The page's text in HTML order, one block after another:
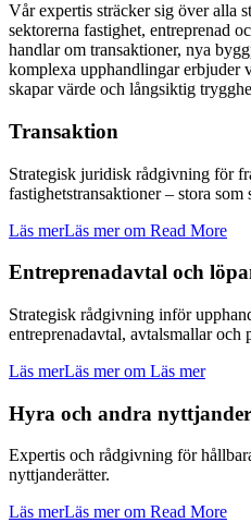
Vår expertis sträcker sig över alla
sektorerna fastighet, entreprenad
handlar om transaktioner, nya
komplexa upphandlingar erbjuder
skapar värde och långsiktig
Transaktion
Strategisk juridisk rådgivning för
fastighetstransaktioner – stora som
Läs merLäs mer om Read More
Entreprenadavtal och
Strategisk rådgivning inför
entreprenadavtal, avtalsmallar och
Läs merLäs mer om Läs mer
Hyra och andra
Expertis och rådgivning för
nyttjanderätter.
Läs merLäs mer om Read More